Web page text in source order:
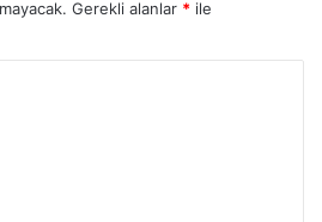
Gerekli alanlar * ile